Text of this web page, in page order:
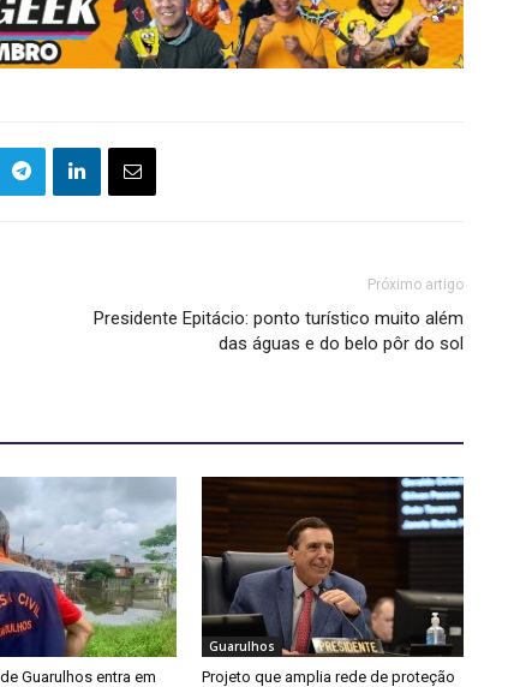
Próximo artigo
Presidente Epitácio: ponto turístico muito além
das águas e do belo pôr do sol
Guarulhos entra em
Guarulhos
Projeto que amplia rede de proteção